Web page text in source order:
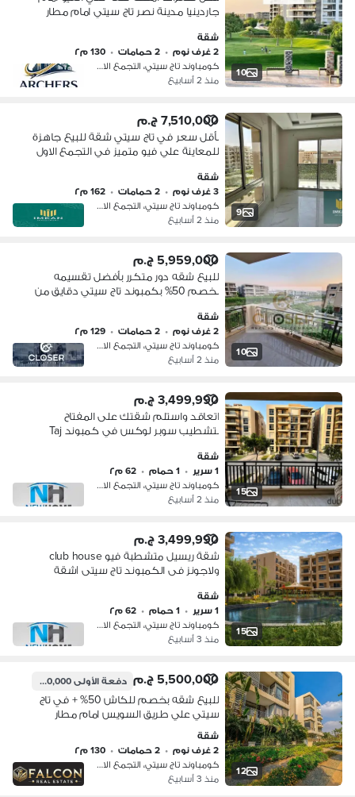
10
جاردينيا مدينة نصر تاج سيتي امام مطار
الخامس بجوار هايدبارك - ميفيدا - بالم
هيلز
شقة
2 غرف نوم
• 2 حمامات • 130 م٢
كومباوند تاج سيتي، التجمع الاول
منذ 2 أسابيع
9
7,510,000 ج.م
بأقل سعر في تاج سيتي شقة للبيع جاهزة
للمعاينة علي فيو متميز في التجمع الاول
شقة
3 غرف نوم
• 2 حمامات • 162 م٢
كومباوند تاج سيتي، التجمع الاول
منذ 2 أسابيع
10
5,959,000 ج.م
للبيع شقه دور متكرر بأفضل تقسيمه
بخصم 50% بكمبوند تاج سيتي دقايق من
شقة
2 غرف نوم
• 2 حمامات • 129 م٢
كومباوند تاج سيتي، التجمع الاول
منذ 2 أسابيع
15
3,499,990 ج.م
اتعاقد واستلم شقتك على المفتاح
بتشطيب سوبر لوكس في كمبوند Taj
ميفيدا
شقة
1 سرير
• 1 حمام • 62 م٢
كومباوند تاج سيتي، التجمع الاول
منذ 2 أسابيع
15
3,499,990 ج.م
شقة ريسيل متشطبة فيو club house
ولاجونز فى الكمبوند تاج سيتى |شقة
شقة
1 سرير
• 1 حمام • 62 م٢
كومباوند تاج سيتي، التجمع الاول
منذ 3 أسابيع
12
5,500,000 ج.م دفعة الأولى550,000 ج.م
للبيع شقه بخصم للكاش 50% + في تاج
سيتي علي طريق السويس امام مطار
القاهره دقايق من مدينه نصر والتجمع
الخامس
شقة
2 غرف نوم
• 2 حمامات • 130 م٢
كومباوند تاج سيتي، التجمع الاول
منذ 3 أسابيع